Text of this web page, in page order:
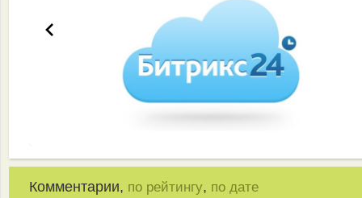
Комментарии, по рейтингу, по дате